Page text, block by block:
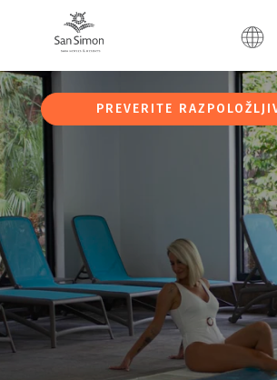
PREVERITE